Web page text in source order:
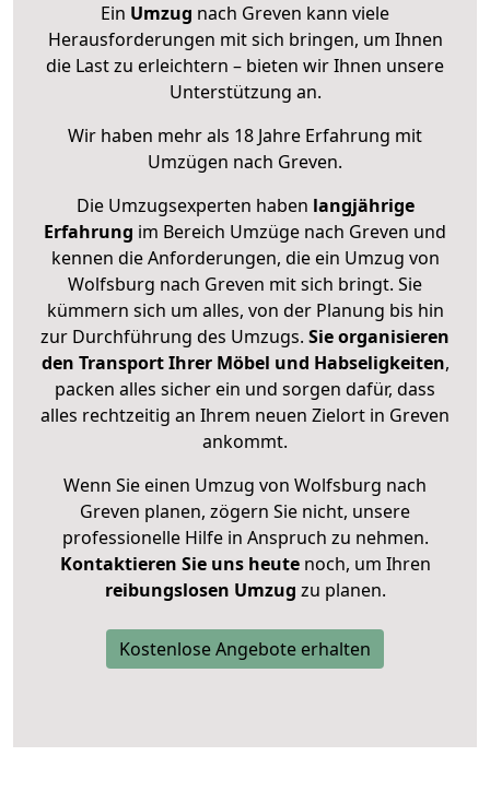
Ein Umzug nach Greven kann viele
Herausforderungen mit sich bringen, um Ihnen
die Last zu erleichtern – bieten wir Ihnen unsere
Unterstützung an.
Wir haben mehr als 18 Jahre Erfahrung mit
Umzügen nach Greven.
Die Umzugsexperten haben langjährige
Erfahrung im Bereich Umzüge nach Greven und
kennen die Anforderungen, die ein Umzug von
Wolfsburg nach Greven mit sich bringt. Sie
kümmern sich um alles, von der Planung bis hin
zur Durchführung des Umzugs. Sie organisieren
den Transport Ihrer Möbel und Habseligkeiten,
packen alles sicher ein und sorgen dafür, dass
alles rechtzeitig an Ihrem neuen Zielort in Greven
ankommt.
Wenn Sie einen Umzug von Wolfsburg nach
Greven planen, zögern Sie nicht, unsere
professionelle Hilfe in Anspruch zu nehmen.
Kontaktieren Sie uns heutenoch, um Ihren
reibungslosen Umzug zu planen.
Kostenlose Angebote erhalten